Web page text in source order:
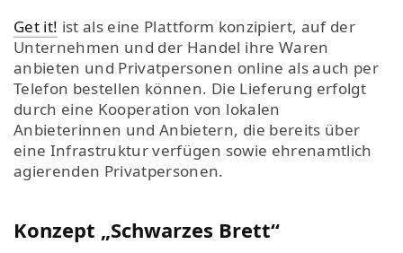
Get it! ist als eine Plattform konzipiert, auf der
Unternehmen und der Handel ihre Waren
anbieten und Privatpersonen online als auch per
Telefon bestellen können. Die Lieferung erfolgt
durch eine Kooperation von lokalen
Anbieterinnen und Anbietern, die bereits über
eine Infrastruktur verfügen sowie ehrenamtlich
agierenden Privatpersonen.
Konzept „Schwarzes Brett“